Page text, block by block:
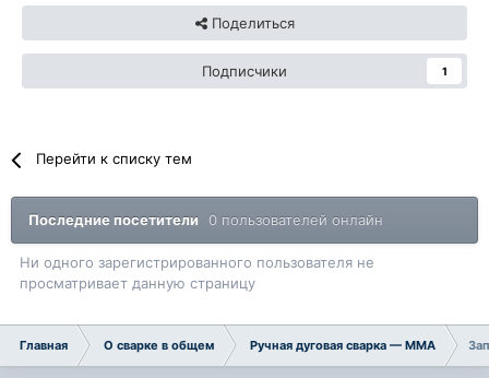
Поделиться
Подписчики 1
Перейти к списку тем
Последние посетители 0 пользователей онлайн
Ни одного зарегистрированного пользователя не
просматривает данную страницу
Главная О сварке в общем Ручная дуговая сварка — ММA